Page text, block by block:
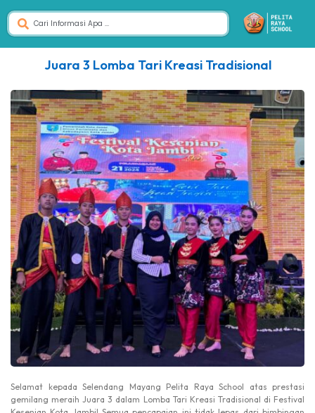
Juara 3 Lomba Tari Kreasi Tradisional
Selamat kepada Selendang Mayang Pelita Raya School atas prestasi
gemilang meraih Juara 3 dalam Lomba Tari Kreasi Tradisional di Festival